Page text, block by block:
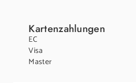
Kartenzahlungen
EC
Visa
Master